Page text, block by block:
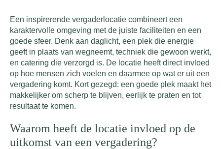
Een inspirerende vergaderlocatie combineert een
karaktervolle omgeving met de juiste faciliteiten en een
goede sfeer. Denk aan daglicht, een plek die energie
geeft in plaats van wegneemt, techniek die gewoon werkt,
en catering die verzorgd is. De locatie heeft direct invloed
op hoe mensen zich voelen en daarmee op wat er uit een
vergadering komt. Kort gezegd: een goede plek maakt het
makkelijker om scherp te blijven, eerlijk te praten en tot
resultaat te komen.
Waarom heeft de locatie invloed op de
uitkomst van een vergadering?